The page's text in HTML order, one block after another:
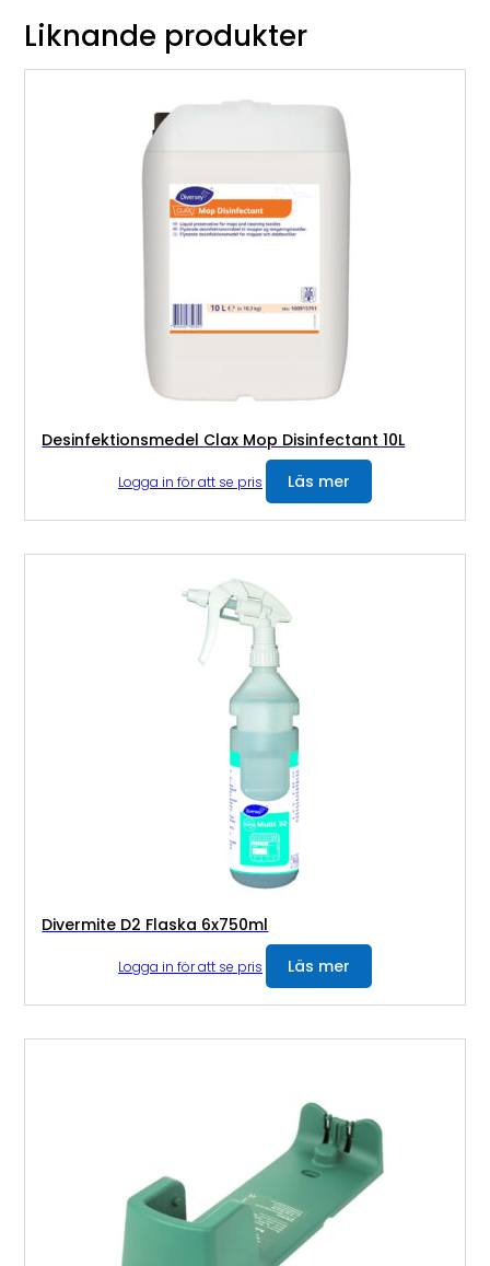
Liknande produkter
Desinfektionsmedel Clax Mop Disinfectant 10L
Logga in för att se pris Läs mer
Divermite D2 Flaska 6x750ml
Logga in för att se pris Läs mer